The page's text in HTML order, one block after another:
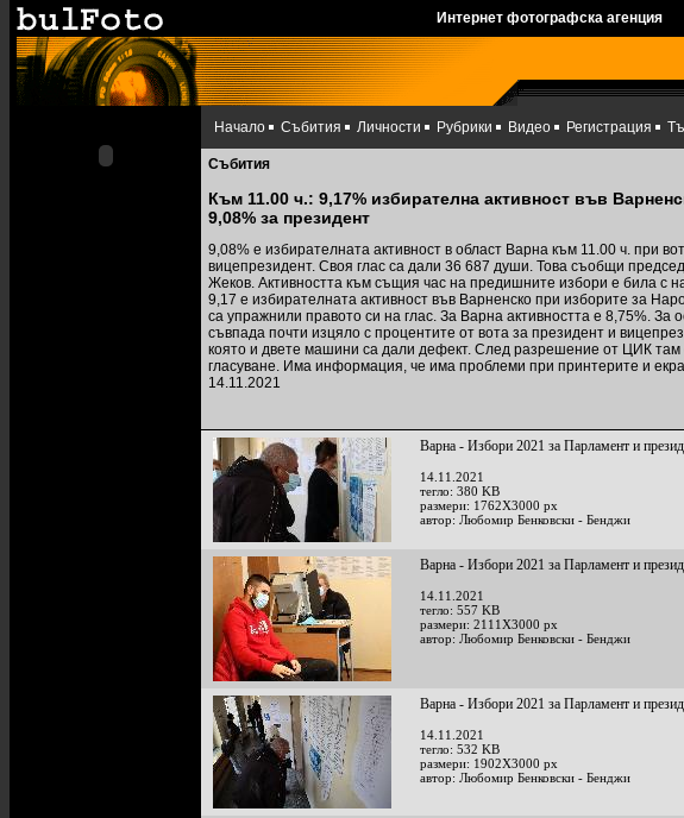
Интернет фотографска агенция
Начало Събития Личности Рубрики Видео Регистрация
Събития
Към 11.00 ч.: 9,17% избирателна активност във
9,08% за президент
9,08% е избирателната активност в област Варна към 11.00 ч. при
вицепрезидент. Своя глас са дали 36 687 души. Това съобщи
Жеков. Активността към същия час на предишните избори е била с
9,17 е избирателната активност във Варненско при изборите за
са упражнили правото си на глас. За Варна активността е 8,75%. За
съвпада почти изцяло с процентите от вота за президент и
която и двете машини са дали дефект. След разрешение от ЦИК
гласуване. Има информация, че има проблеми при принтерите и
14.11.2021
Варна - Избори 2021 за Парламент и
14.11.2021
тегло: 380 KB
размери: 1762X3000 px
автор: Любомир Бенковски - Бенджи
Варна - Избори 2021 за Парламент и
14.11.2021
тегло: 557 KB
размери: 2111X3000 px
автор: Любомир Бенковски - Бенджи
Варна - Избори 2021 за Парламент и
14.11.2021
тегло: 532 KB
размери: 1902X3000 px
автор: Любомир Бенковски - Бенджи